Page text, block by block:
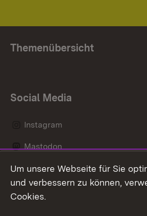
Themenübersicht
Social Media
Instagram
Mastodon
Messenger
Um unsere Webseite für Sie
und verbessern zu können,
Cookies.